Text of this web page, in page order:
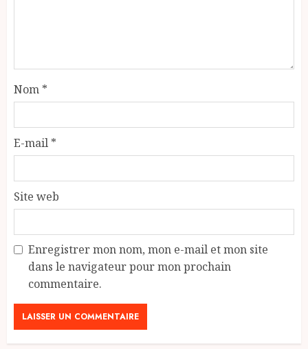
Nom *
E-mail *
Site web
Enregistrer mon nom, mon e-mail et mon site
dans le navigateur pour mon prochain
commentaire.